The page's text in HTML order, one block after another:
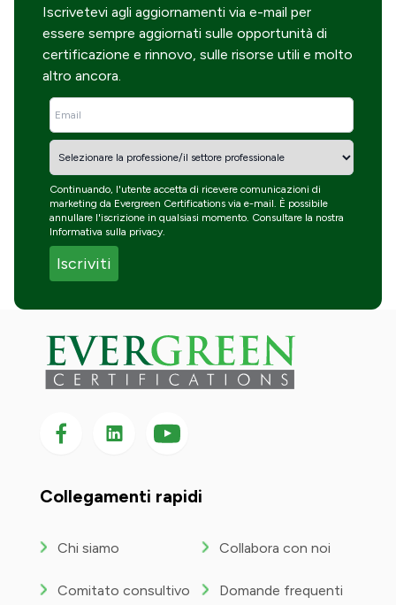
Iscrivetevi agli aggiornamenti via e-mail per
essere sempre aggiornati sulle opportunità di
certificazione e rinnovo, sulle risorse utili e molto
altro ancora.
Continuando, l'utente accetta di ricevere comunicazioni di
marketing da Evergreen Certifications via e-mail. È possibile
annullare l'iscrizione in qualsiasi momento. Consultare la nostra
Informativa sulla privacy.
Seguici su Facebook
Seguici su LinkedIn
Seguici
su
Collegamenti rapidi
Chi siamo
Comitato consultivo
Collabora con noi
Domande frequenti